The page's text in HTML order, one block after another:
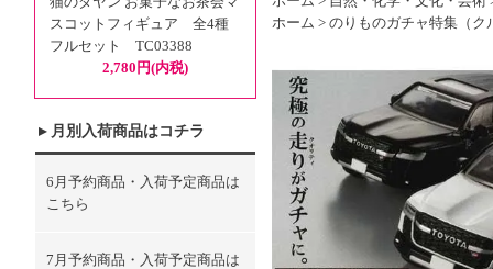
スコットフィギュア 全4種
フルセット TC03388
2,780円(内税)
月別入荷商品はコチラ
6月予約商品・入荷予定商品は
こちら
7月予約商品・入荷予定商品は
ホーム > のりものガチャ特集（ク